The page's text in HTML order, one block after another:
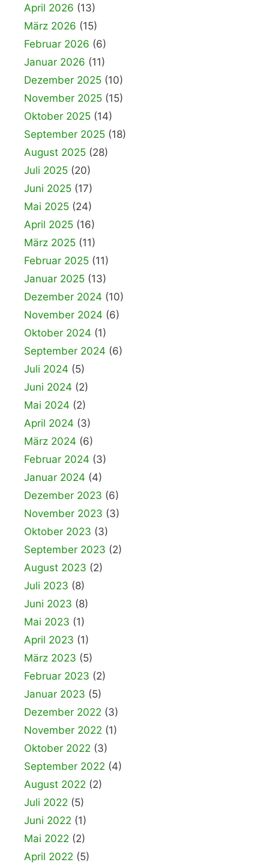
April 2026 (13)
März 2026 (15)
Februar 2026 (6)
Januar 2026 (11)
Dezember 2025 (10)
November 2025 (15)
Oktober 2025 (14)
September 2025 (18)
August 2025 (28)
Juli 2025 (20)
Juni 2025 (17)
Mai 2025 (24)
April 2025 (16)
März 2025 (11)
Februar 2025 (11)
Januar 2025 (13)
Dezember 2024 (10)
November 2024 (6)
Oktober 2024 (1)
September 2024 (6)
Juli 2024 (5)
Juni 2024 (2)
Mai 2024 (2)
April 2024 (3)
März 2024 (6)
Februar 2024 (3)
Januar 2024 (4)
Dezember 2023 (6)
November 2023 (3)
Oktober 2023 (3)
September 2023 (2)
August 2023 (2)
Juli 2023 (8)
Juni 2023 (8)
Mai 2023 (1)
April 2023 (1)
März 2023 (5)
Februar 2023 (2)
Januar 2023 (5)
Dezember 2022 (3)
November 2022 (1)
Oktober 2022 (3)
September 2022 (4)
August 2022 (2)
Juli 2022 (5)
Juni 2022 (1)
Mai 2022 (2)
April 2022 (5)